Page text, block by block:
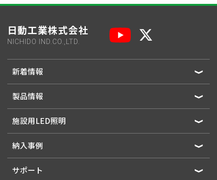
日動工業株式会社
NICHIDO IND.CO.,LTD.
新着情報
製品情報
施設用LED照明
納入事例
サポート